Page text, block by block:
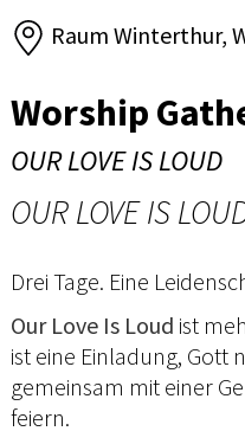
Raum Winterthur,
Worship
OUR LOVE IS LOUD
OUR LOVE IS
Drei Tage. Eine
Our Love Is Loud ist
ist eine Einladung, Gott
gemeinsam mit einer
feiern.